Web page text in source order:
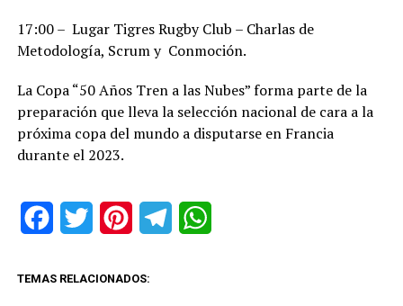
17:00 – Lugar Tigres Rugby Club – Charlas de
Metodología, Scrum y Conmoción.
La Copa “50 Años Tren a las Nubes” forma parte de la
preparación que lleva la selección nacional de cara a la
próxima copa del mundo a disputarse en Francia
durante el 2023.
FacebookTwitter PinterestTelegram
TEMAS RELACIONADOS: